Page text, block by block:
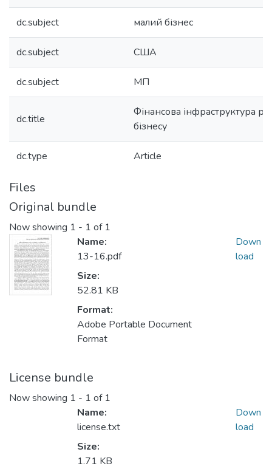
dc.subject малий бізнес
dc.subject США
dc.subject МП
dc.title
Фінансова інфраструктура
бізнесу
dc.type Article
Files
Original bundle
Now showing 1 - 1 of 1
Name:
13-16.pdf
Size:
52.81 KB
Format:
Adobe Portable Document
Format
Down
load
License bundle
Now showing 1 - 1 of 1
Name:
license.txt
Size:
1.71 KB
Down
load